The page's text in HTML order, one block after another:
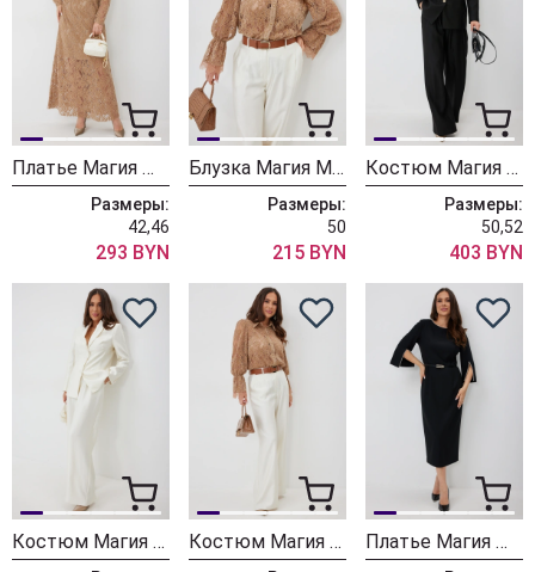
Платье Магия Моды 2670
Размеры:
42,46
293 BYN
Блузка Магия Моды 2672 карамель
Размеры:
50
215 BYN
Костюм Магия Моды 2659 черный
Размеры:
50,52
403 BYN
Костюм Магия Моды 2659 жемчужный Костюм Магия Моды 2660 карамель + жемчужный Платье Магия Моды 2657